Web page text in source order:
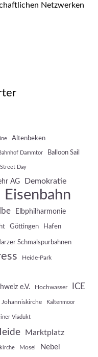
Netzwerken
Altenbeken
Dammtor Balloon Sail
Day
AG Demokratie
Eisenbahn
Elbphilharmonie
Göttingen Hafen
Schmalspurbahnen
Heide-Park
e.V. Hochwasser ICE
Johanniskirche Kaltenmoor
Viadukt
Marktplatz
Mosel Nebel